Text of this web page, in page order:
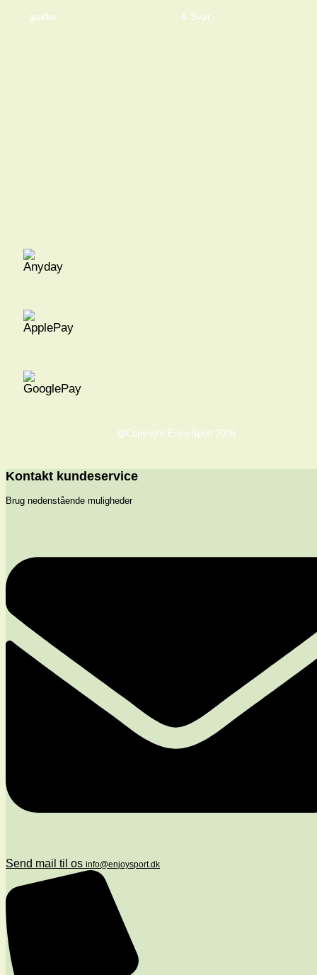
guider & Svar
@Copyright EnjoySport 2005
Kontakt kundeservice
Brug nedenstående muligheder
Send mail til os info@enjoysport.dk